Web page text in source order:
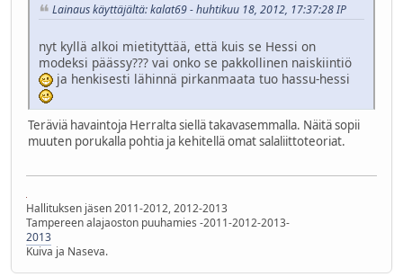
Lainaus käyttäjältä: kalat69 - huhtikuu 18, 2012, 17:37:28 IP
nyt kyllä alkoi mietityttää, että kuis se Hessi on
modeksi päässy??? vai onko se pakkollinen naiskiintiö
ja henkisesti lähinnä pirkanmaata tuo hassu-hessi
Teräviä havaintoja Herralta siellä takavasemmalla. Näitä sopii
muuten porukalla pohtia ja kehitellä omat salaliittoteoriat.
Hallituksen jäsen 2011-2012, 2012-2013
Tampereen alajaoston puuhamies -2011-2012-2013-
2013
Kuiva ja Naseva.